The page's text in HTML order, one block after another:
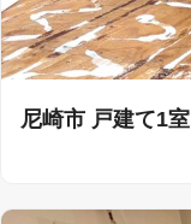
尼崎市 戸建て1室